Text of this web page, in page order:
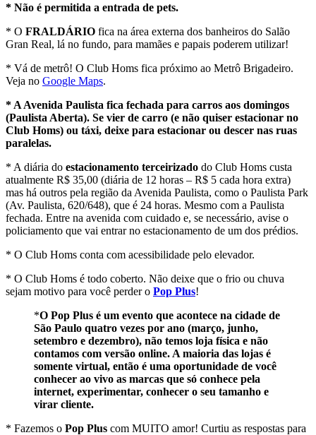
* Não é permitida a entrada de pets.
* O FRALDÁRIO fica na área externa dos banheiros do Salão
Gran Real, lá no fundo, para mamães e papais poderem utilizar!
* Vá de metrô! O Club Homs fica próximo ao Metrô Brigadeiro.
Veja no Google Maps.
* A Avenida Paulista fica fechada para carros aos domingos
(Paulista Aberta). Se vier de carro (e não quiser estacionar no
Club Homs) ou táxi, deixe para estacionar ou descer nas ruas
paralelas.
* A diária do estacionamento terceirizado do Club Homs custa
atualmente R$ 35,00 (diária de 12 horas – R$ 5 cada hora extra)
mas há outros pela região da Avenida Paulista, como o Paulista Park
(Av. Paulista, 620/648), que é 24 horas. Mesmo com a Paulista
fechada. Entre na avenida com cuidado e, se necessário, avise o
policiamento que vai entrar no estacionamento de um dos prédios.
* O Club Homs conta com acessibilidade pelo elevador.
* O Club Homs é todo coberto. Não deixe que o frio ou chuva
sejam motivo para você perder o Pop Plus!
*O Pop Plus é um evento que acontece na cidade de
São Paulo quatro vezes por ano (março, junho,
setembro e dezembro), não temos loja física e não
contamos com versão online. A maioria das lojas é
somente virtual, então é uma oportunidade de você
conhecer ao vivo as marcas que só conhece pela
internet, experimentar, conhecer o seu tamanho e
virar cliente.
* Fazemos o Pop Plus com MUITO amor! Curtiu as respostas para